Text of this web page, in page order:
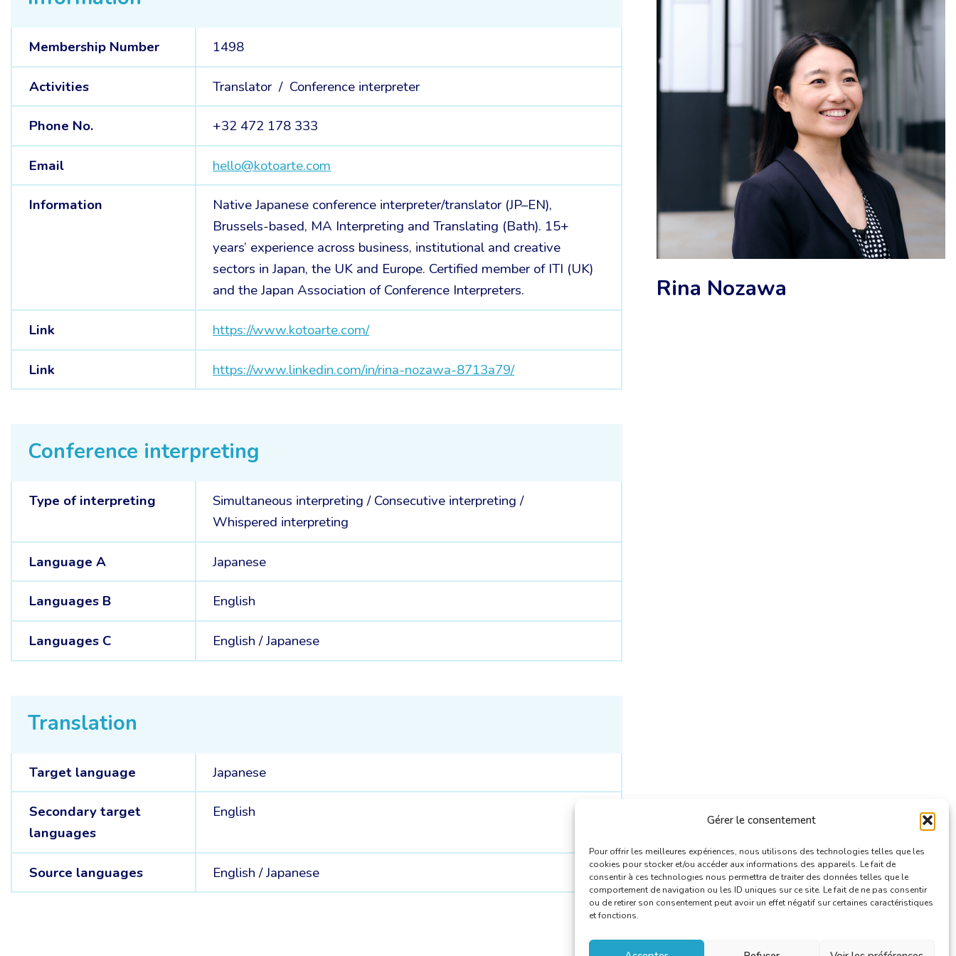
Gérer le consentement
Pour offrir les meilleures expériences, nous utilisons des technologies telles que les
cookies pour stocker et/ou accéder aux informations des appareils. Le fait de
consentir à ces technologies nous permettra de traiter des données telles que le
comportement de navigation ou les ID uniques sur ce site. Le fait de ne pas consentir
ou de retirer son consentement peut avoir un effet négatif sur certaines caractéristiques
et fonctions.
Membership Number 1498
Activities Translator / Conference interpreter
Phone No. +32 472 178 333
Email hello@kotoarte.com
Information
Native Japanese conference interpreter/translator (JP–EN),
Brussels-based, MA Interpreting and Translating (Bath). 15+
years’ experience across business, institutional and creative
sectors in Japan, the UK and Europe. Certified member of ITI (UK)
and the Japan Association of Conference Interpreters.
Link https://www.kotoarte.com/
Link https://www.linkedin.com/in/rina-nozawa-8713a79/
Conference interpreting
Type of interpreting Simultaneous interpreting/Consecutive interpreting/
Whispered interpreting
Language A Japanese
Languages B English
Languages C English /Japanese
Translation
Target language Japanese
Secondary target
languages
English
Source languages English /Japanese
Rina Nozawa